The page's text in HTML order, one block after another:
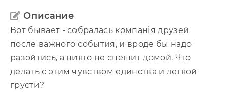
Описание
Вот бывает - собралась компанія друзей
после важного события, и вроде бы надо
разойтись, а никто не спешит домой. Что
делать с этим чувством единства и легкой
грусти?